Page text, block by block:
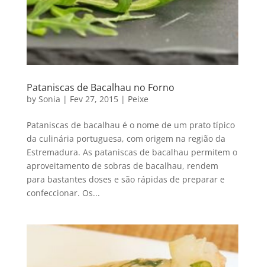
Pataniscas de Bacalhau no Forno
by Sonia | Fev 27, 2015| Peixe
Pataniscas de bacalhau é o nome de um prato típico
da culinária portuguesa, com origem na região da
Estremadura. As pataniscas de bacalhau permitem o
aproveitamento de sobras de bacalhau, rendem
para bastantes doses e são rápidas de preparar e
confeccionar. Os...